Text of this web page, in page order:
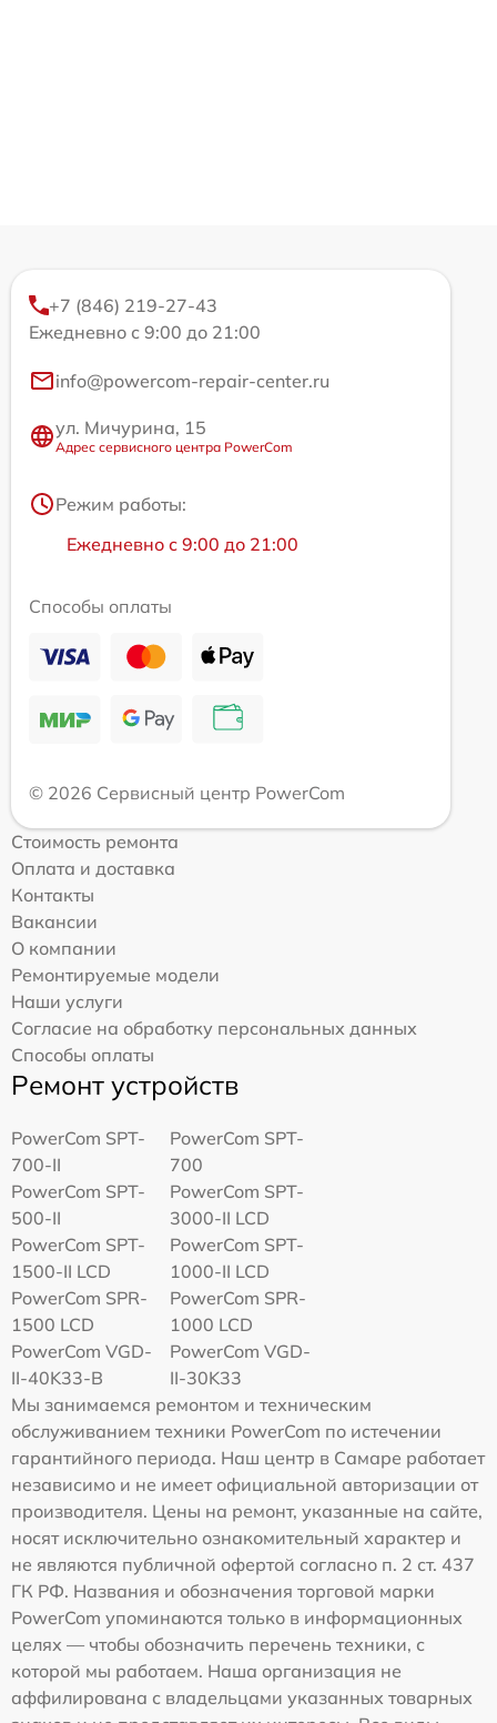
+7 (846) 219-27-43
Ежедневно с 9:00 до 21:00
info@powercom-repair-center.ru
ул. Мичурина, 15
Адрес сервисного центра PowerCom
Режим работы:
Ежедневно с 9:00 до 21:00
Способы оплаты
© 2026 Сервисный центр PowerCom
Стоимость ремонта
Оплата и доставка
Контакты
Вакансии
О компании
Ремонтируемые модели
Наши услуги
Согласие на обработку персональных данных
Способы оплаты
Ремонт устройств
PowerCom SPT-
700-II
PowerCom SPT-
700
PowerCom SPT-
500-II
PowerCom SPT-
3000-II LCD
PowerCom SPT-
1500-II LCD
PowerCom SPT-
1000-II LCD
PowerCom SPR-
1500 LCD
PowerCom SPR-
1000 LCD
PowerCom VGD-
II-40K33-B
PowerCom VGD-
II-30K33
Мы занимаемся ремонтом и техническим
обслуживанием техники PowerCom по истечении
гарантийного периода. Наш центр в Самаре работает
независимо и не имеет официальной авторизации от
производителя. Цены на ремонт, указанные на сайте,
носят исключительно ознакомительный характер и
не являются публичной офертой согласно п. 2 ст. 437
ГК РФ. Названия и обозначения торговой марки
PowerCom упоминаются только в информационных
целях — чтобы обозначить перечень техники, с
которой мы работаем. Наша организация не
аффилирована с владельцами указанных товарных